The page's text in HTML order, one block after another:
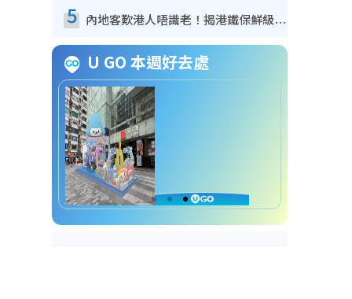
5 內地客歎港人唔識老！揭港鐵保鮮級冷氣 港人求放過：咪投訴
U GO 本週好去處